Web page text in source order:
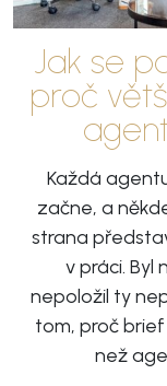
Jak se
proč
Každá
začne, a
strana
v práci. Byl
nepoložil ty
tom, proč
než